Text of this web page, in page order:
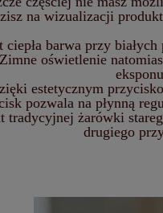
na wizualizacji
ciepła barwa przy
oświetlenie
estetycznym
pozwala na płynną
tradycyjnej żarówki
drugiego